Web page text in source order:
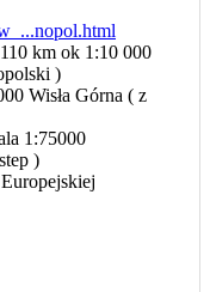
km ok 1:10 000
)
Wisła Górna ( z
1:75000
)